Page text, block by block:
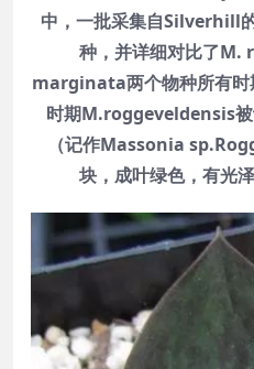
中，一批采集自Silverhill
种，并详细对比了
marginata两个物种所有时
时期M.roggeveldensis
（记作Massonia
块，成叶绿色，有光